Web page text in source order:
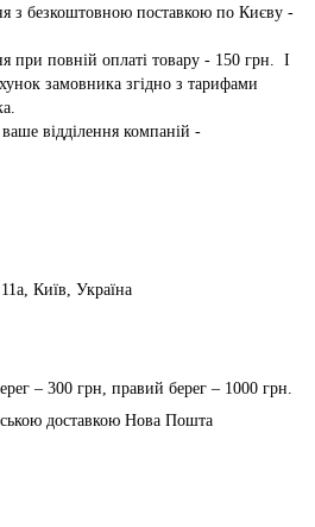
з безкоштовною поставкою по Києву -
при повній оплаті товару - 150 грн. І
замовника згідно з тарифами
відділення компаній -
Київ, Україна
– 300 грн, правий берег – 1000 грн.
доставкою Нова Пошта